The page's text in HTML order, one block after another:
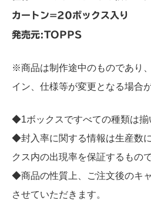
カートン=20ボックス入り
発売元:TOPPS
※商品は制作途中のものであり
イン、仕様等が変更となる場合
◆1ボックスですべての種類は揃
◆封入率に関する情報は生産数
クス内の出現率を保証するもの
◆商品の性質上、ご注文後のキ
させていただきます。